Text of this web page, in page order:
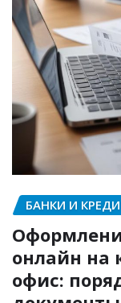
БАНКИ И
онлайн на
офис: